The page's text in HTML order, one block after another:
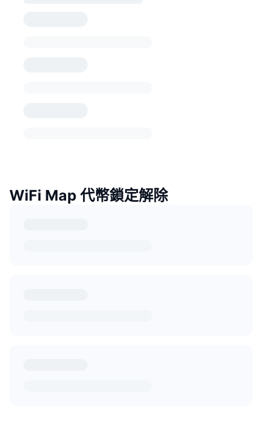
WiFi Map 代幣鎖定解除